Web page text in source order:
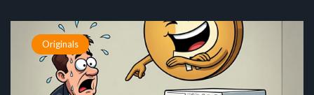
Originals